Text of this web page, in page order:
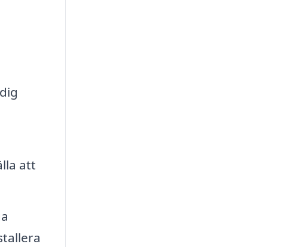
att